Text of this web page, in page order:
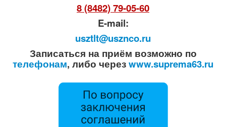
8 (8482) 79-05-60
E-mail:
usztlt@usznco.ru
Записаться на приём возможно по
телефонам, либо черезwww.suprema63.ru